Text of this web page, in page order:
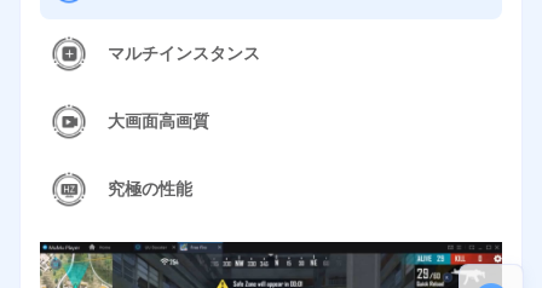
マルチインスタンス
大画面高画質
究極の性能